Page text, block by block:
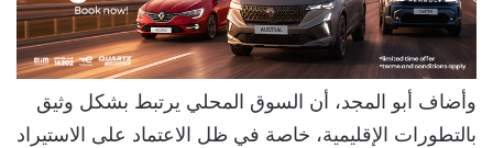
وأضاف أبو المجد، أن السوق المحلي يرتبط بشكل وثيق
بالتطورات الإقليمية، خاصة في ظل الاعتماد على الاستيراد